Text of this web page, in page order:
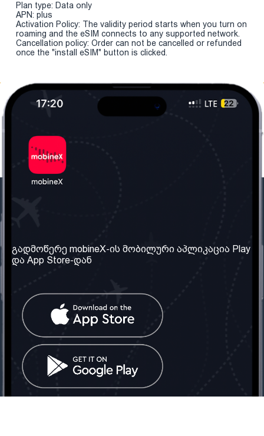
Plan type: Data only
APN: plus
Activation Policy: The validity period starts when you turn on
roaming and the eSIM connects to any supported network.
Cancellation policy: Order can not be cancelled or refunded
once the "install eSIM" button is clicked.
ჩვენ შესახებ
ჩვენი სერვისები
წესები და პირობები
კითხვები
კონტაქტი
საქართველო: თბილისი
ტელ: 032 2 04 00 50
ელ. ფოსტა:
info@mobinex.ge
სოციალური ქსელი
გადმოწერე mobineX-ის მობილური აპლიკაცია Play
და App Store-დან